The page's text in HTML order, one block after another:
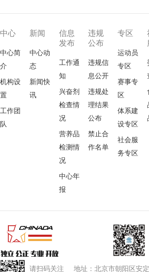
中心
中心简
介
机构设
置
工作团
队
新闻
中心动
态
新闻快
讯
信息
发布
工作通
知
兴奋剂
检查情
况
营养品
检测情
况
中心年
报
违规
公布
违规信
息公开
违规处
理结果
公布
禁止合
作名单
专区
运动员
专区
赛事专
区
体系建
设专区
社会服
务专区
请扫码关注 地址：北京市朝阳区安